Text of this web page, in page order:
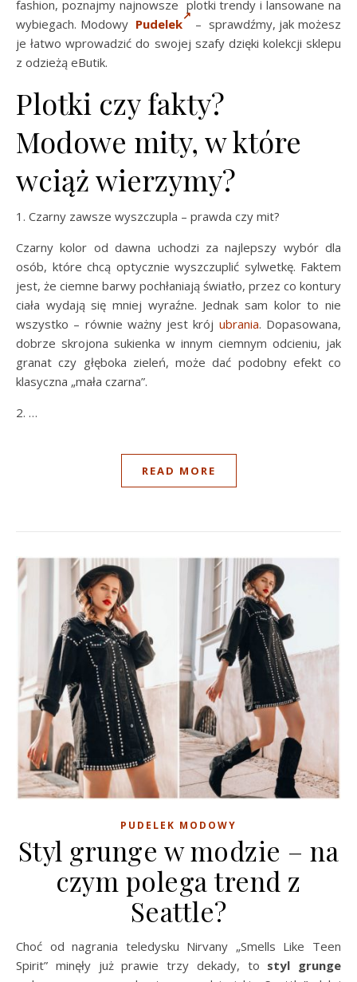
fashion, poznajmy najnowsze plotki trendy i lansowane na
wybiegach. Modowy Pudelek
– sprawdźmy, jak możesz
je łatwo wprowadzić do swojej szafy dzięki kolekcji sklepu
z odzieżą eButik.
Plotki czy fakty?
Modowe mity, w które
wciąż wierzymy?
1. Czarny zawsze wyszczupla – prawda czy mit?
Czarny kolor od dawna uchodzi za najlepszy wybór dla
osób, które chcą optycznie wyszczuplić sylwetkę. Faktem
jest, że ciemne barwy pochłaniają światło, przez co kontury
ciała wydają się mniej wyraźne. Jednak sam kolor to nie
wszystko – równie ważny jest krój ubrania. Dopasowana,
dobrze skrojona sukienka w innym ciemnym odcieniu, jak
granat czy głęboka zieleń, może dać podobny efekt co
klasyczna „mała czarna”.
2. …
READ MORE
PUDELEK MODOWY
Styl grunge w modzie – na
czym polega trend z
Seattle?
Choć od nagrania teledysku Nirvany „Smells Like Teen
Spirit” minęły już prawie trzy dekady, to styl grunge